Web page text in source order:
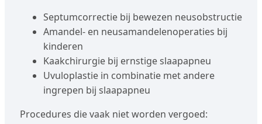
Septumcorrectie bij bewezen neusobstructie
Amandel- en neusamandelenoperaties bij
kinderen
Kaakchirurgie bij ernstige slaapapneu
Uvuloplastie in combinatie met andere
ingrepen bij slaapapneu
Procedures die vaak niet worden vergoed: